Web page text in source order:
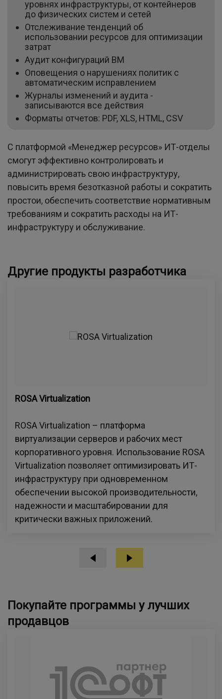
уровнях инфраструктуры, от контейнеров
до физических систем и сетей
Отслеживание тенденций об
использовании ресурсов для оптимизации
затрат
Аудит конфигураций ВМ
Оповещения о нарушениях политик с
автоматическим исправлением
Журналы изменений и аудита -
записываются все действия
Форматы отчетов: PDF, XLS, HTML, CSV
С платформой «Менеджер ресурсов» ИТ-отделы
смогут эффективно контролировать и
администрировать свою инфраструктуру,
повысить время безотказной работы и сократить
простои, обеспечить соответствие нормативным
требованиям и сократить расходы на ИТ-
инфраструктуру и обслуживание.
Другие продукты разработчика
ROSA Virtualization
ROSA Virtualization – платформа
виртуализации серверов и рабочих мест
корпоративного уровня. Использование ROSA
Virtualization позволяет оптимизировать ИТ-
инфраструктуру при одновременном
обеспечении высокой производительности,
надежности и масштабировании для
критически важных приложений.
Покупайте программы у лучших
продавцов